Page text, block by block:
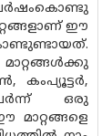
ഈ
കംപ്യൂട്ടര്‍,
ഒരു
മാറ്റങ്ങളെ